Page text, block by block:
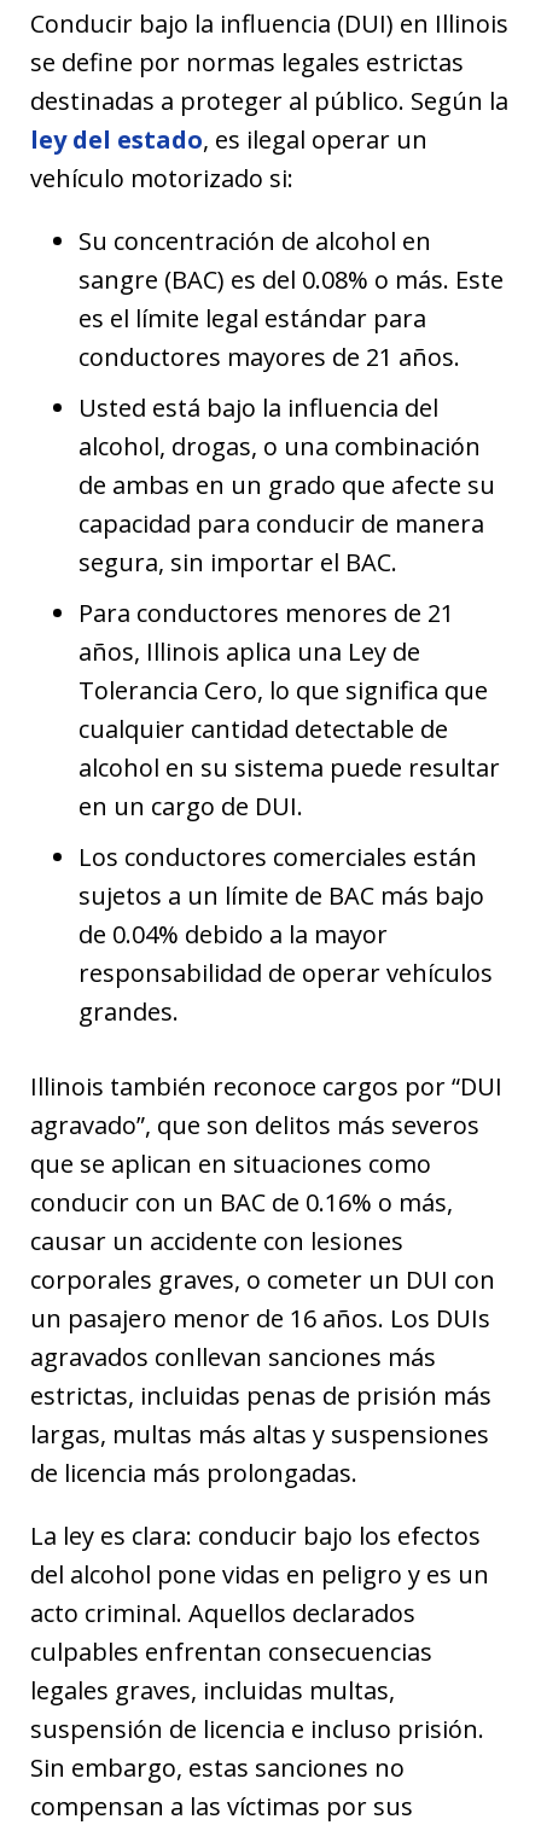
Conducir bajo la influencia (DUI) en Illinois
se define por normas legales estrictas
destinadas a proteger al público. Según la
ley del estado, es ilegal operar un
vehículo motorizado si:
Su concentración de alcohol en
sangre (BAC) es del 0.08% o más. Este
es el límite legal estándar para
conductores mayores de 21 años.
Usted está bajo la influencia del
alcohol, drogas, o una combinación
de ambas en un grado que afecte su
capacidad para conducir de manera
segura, sin importar el BAC.
Para conductores menores de 21
años, Illinois aplica una Ley de
Tolerancia Cero, lo que significa que
cualquier cantidad detectable de
alcohol en su sistema puede resultar
en un cargo de DUI.
Los conductores comerciales están
sujetos a un límite de BAC más bajo
de 0.04% debido a la mayor
responsabilidad de operar vehículos
grandes.
Illinois también reconoce cargos por “DUI
agravado”, que son delitos más severos
que se aplican en situaciones como
conducir con un BAC de 0.16% o más,
causar un accidente con lesiones
corporales graves, o cometer un DUI con
un pasajero menor de 16 años. Los DUIs
agravados conllevan sanciones más
estrictas, incluidas penas de prisión más
largas, multas más altas y suspensiones
de licencia más prolongadas.
La ley es clara: conducir bajo los efectos
del alcohol pone vidas en peligro y es un
acto criminal. Aquellos declarados
culpables enfrentan consecuencias
legales graves, incluidas multas,
suspensión de licencia e incluso prisión.
Sin embargo, estas sanciones no
compensan a las víctimas por sus